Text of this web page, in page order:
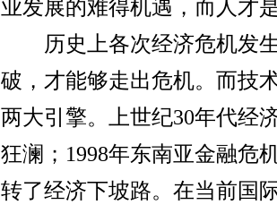
业发展的难得机遇，而人才
历史上各次经济危机发生
破，才能够走出危机。而技
两大引擎。上世纪30年代经
狂澜；1998年东南亚金融危
转了经济下坡路。在当前国